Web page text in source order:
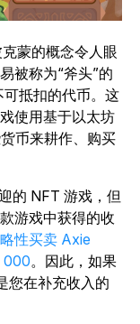
蒙的概念令人眼
被称为“斧头”的
抵扣的代币。这
使用基于以太坊
币来耕作、购买
的 NFT 游戏，但
游戏中获得的收
性买卖 Axie
000。因此，如果
您在补充收入的